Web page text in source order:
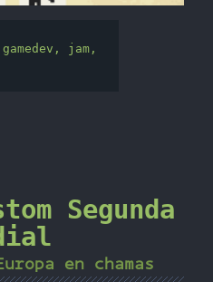
gamedev, jam,
Segunda
en chamas